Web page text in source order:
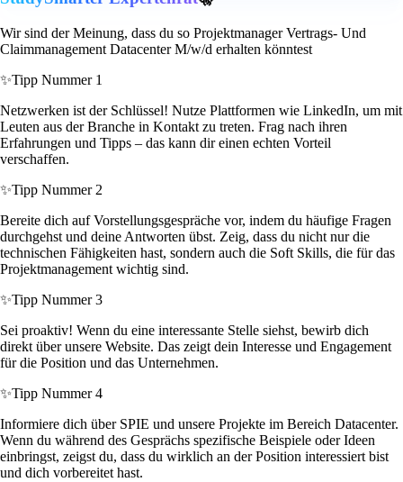
Wir sind der Meinung, dass du so Projektmanager Vertrags- Und
Claimmanagement Datacenter M/w/d erhalten könntest
✨Tipp Nummer 1
Netzwerken ist der Schlüssel! Nutze Plattformen wie LinkedIn, um mit
Leuten aus der Branche in Kontakt zu treten. Frag nach ihren
Erfahrungen und Tipps – das kann dir einen echten Vorteil
verschaffen.
✨Tipp Nummer 2
Bereite dich auf Vorstellungsgespräche vor, indem du häufige Fragen
durchgehst und deine Antworten übst. Zeig, dass du nicht nur die
technischen Fähigkeiten hast, sondern auch die Soft Skills, die für das
Projektmanagement wichtig sind.
✨Tipp Nummer 3
Sei proaktiv! Wenn du eine interessante Stelle siehst, bewirb dich
direkt über unsere Website. Das zeigt dein Interesse und Engagement
für die Position und das Unternehmen.
✨Tipp Nummer 4
Informiere dich über SPIE und unsere Projekte im Bereich Datacenter.
Wenn du während des Gesprächs spezifische Beispiele oder Ideen
einbringst, zeigst du, dass du wirklich an der Position interessiert bist
und dich vorbereitet hast.